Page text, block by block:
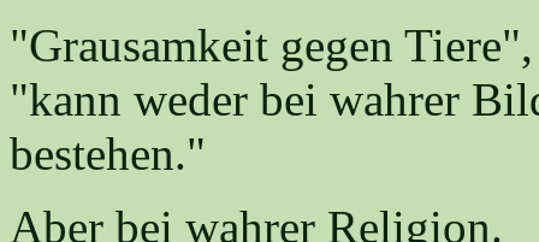
"Grausamkeit gegen
"kann weder bei wahrer
bestehen."
Aber bei wahrer Religion.